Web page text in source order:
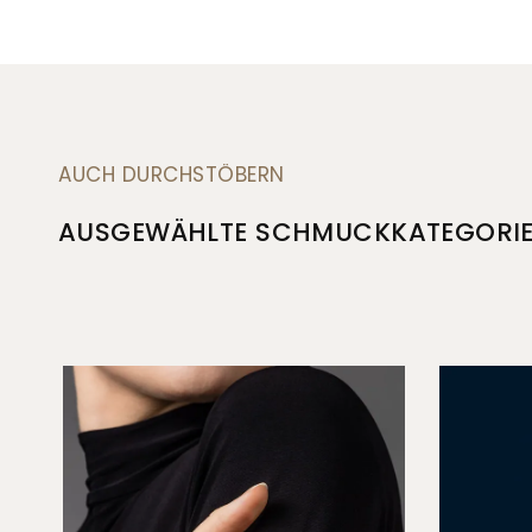
AUCH DURCHSTÖBERN
AUSGEWÄHLTE